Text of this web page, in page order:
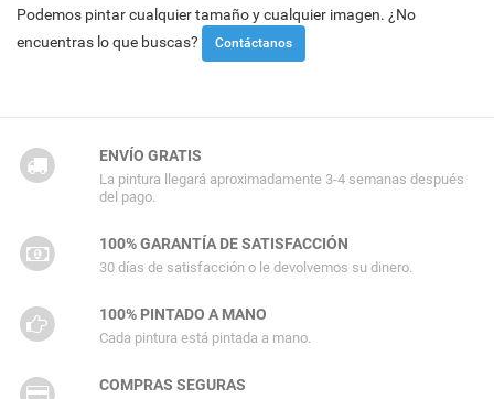
Podemos pintar cualquier tamaño y cualquier imagen. ¿No
encuentras lo que buscas?
Contáctanos
ENVÍO GRATIS
La pintura llegará aproximadamente 3-4 semanas después
del pago.
100% GARANTÍA DE SATISFACCIÓN
30 días de satisfacción o le devolvemos su dinero.
100% PINTADO A MANO
Cada pintura está pintada a mano.
COMPRAS SEGURAS